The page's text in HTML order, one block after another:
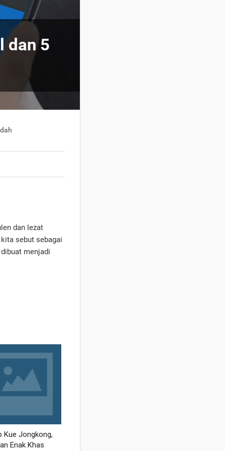
dan 5
dan lezat
sebut sebagai
menjadi